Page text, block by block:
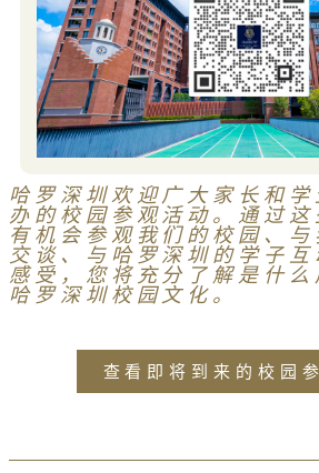
哈罗深圳欢迎广大家长和
办的校园参观活动。通过
有机会参观我们的校园、
交谈、与哈罗深圳的学子
感受，您将充分了解是什
哈罗深圳校园文化。
查看即将到来的校园